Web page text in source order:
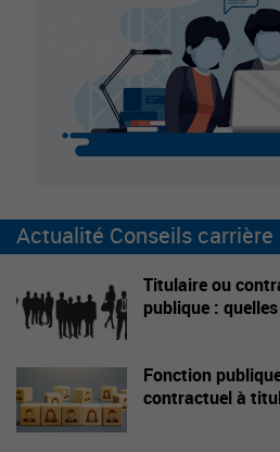
Actualité Conseils carrière
Titulaire ou
publique :
Fonction
contractuel à